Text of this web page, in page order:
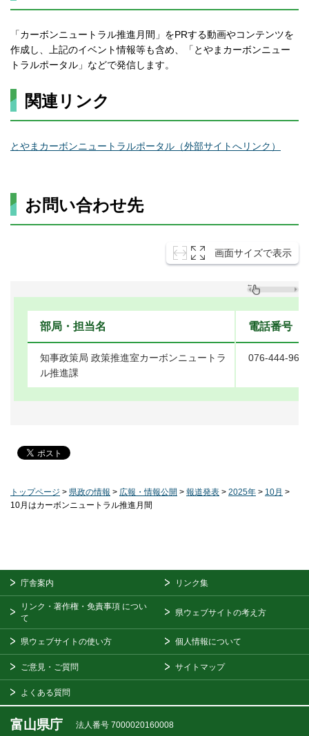
「カーボンニュートラル推進月間」をPRする動画やコンテンツを
作成し、上記のイベント情報等も含め、「とやまカーボンニュー
トラルポータル」などで発信します。
関連リンク
とやまカーボンニュートラルポータル（外部サイトへリンク）
お問い合わせ先
画面サイズで表示
部局・担当名 電話番号
知事政策局 政策推進室カーボンニュートラ
ル推進課
076-444-
トップページ > 県政の情報 > 広報・情報公開 > 報道発表 > 2025年 > 10月 >
10月はカーボンニュートラル推進月間
庁舎案内 リンク集
リンク・著作権・免責事項 につい
て
県ウェブサイトの考え方
県ウェブサイトの使い方 個人情報について
ご意見・ご質問 サイトマップ
よくある質問
富山県庁 法人番号 7000020160008